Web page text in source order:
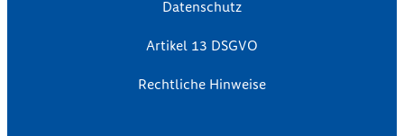
Datenschutz
Artikel 13 DSGVO
Rechtliche Hinweise